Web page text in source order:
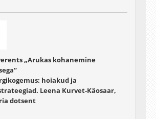
„Arukas kohanemine
hoiakud ja
Leena Kurvet-Käosaar,
dotsent